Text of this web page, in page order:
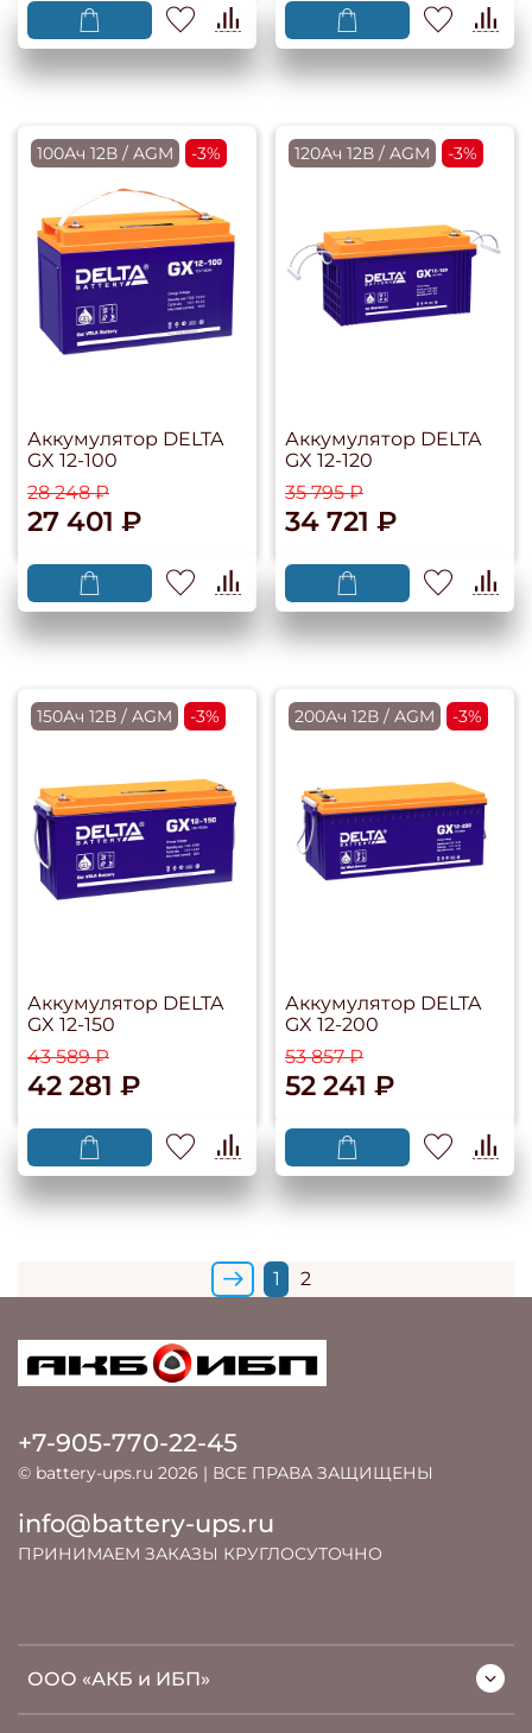
100Ач 12В / AGM -3%
Аккумулятор DELTA
GX 12-100
28 248 ₽
27 401 ₽
120Ач 12В / AGM -3%
Аккумулятор DELTA
GX 12-120
35 795 ₽
34 721 ₽
150Ач 12В / AGM -3%
Аккумулятор DELTA
GX 12-150
43 589 ₽
42 281 ₽
200Ач 12В / AGM -3%
Аккумулятор DELTA
GX 12-200
53 857 ₽
52 241 ₽
1 2
ООО «АКБ и ИБП»
+7-905-770-22-45
© battery-ups.ru 2026 | ВСЕ ПРАВА ЗАЩИЩЕНЫ
info@battery-ups.ru
ПРИНИМАЕМ ЗАКАЗЫ КРУГЛОСУТОЧНО